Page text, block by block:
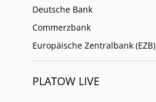
Deutsche Bank
Commerzbank
Europäische Zentralbank (EZB)
PLATOW LIVE